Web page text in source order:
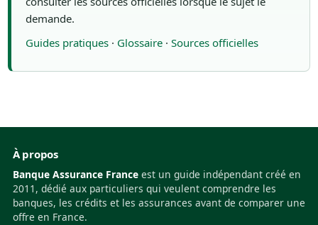
demande.
Guides pratiques· Glossaire· Sources officielles
À propos
Banque Assurance France est un guide indépendant créé en
2011, dédié aux particuliers qui veulent comprendre les
banques, les crédits et les assurances avant de comparer une
offre en France.